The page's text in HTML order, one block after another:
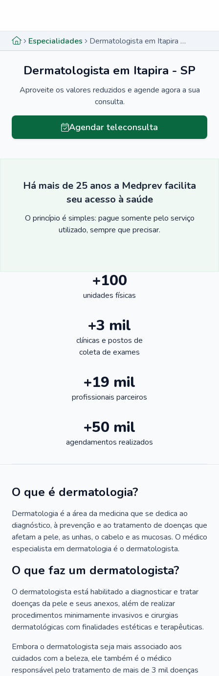
Especialidades Dermatologista em Itapira - SP
Dermatologista em Itapira - SP
Aproveite os valores reduzidos e agende agora a sua
consulta.
Agendar teleconsulta
Há mais de 25 anos a Medprev facilita
seu acesso à saúde
O princípio é simples: pague somente pelo serviço
utilizado, sempre que precisar.
+100
unidades físicas
+3 mil
clínicas e postos de
coleta de exames
+19 mil
profissionais parceiros
+50 mil
agendamentos realizados
O que é dermatologia?
Dermatologia é a área da medicina que se dedica ao
diagnóstico, à prevenção e ao tratamento de doenças que
afetam a pele, as unhas, o cabelo e as mucosas. O médico
especialista em dermatologia é o dermatologista.
O que faz um dermatologista?
O dermatologista está habilitado a diagnosticar e tratar
doenças da pele e seus anexos, além de realizar
procedimentos minimamente invasivos e cirurgias
dermatológicas com finalidades estéticas e terapêuticas.
Embora o dermatologista seja mais associado aos
cuidados com a beleza, ele também é o médico
responsável pelo tratamento de mais de 3 mil doenças